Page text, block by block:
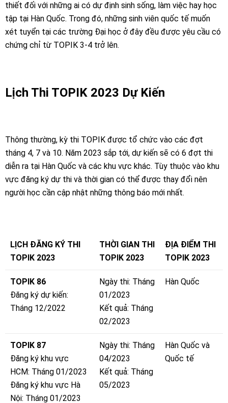
thiết đối với những ai có dự định sinh sống, làm việc hay học
tập tại Hàn Quốc. Trong đó, những sinh viên quốc tế muốn
xét tuyển tại các trường Đại học ở đây đều được yêu cầu có
chứng chỉ từ TOPIK 3-4 trở lên.
Lịch Thi TOPIK 2023 Dự Kiến
Thông thường, kỳ thi TOPIK được tổ chức vào các đợt
tháng 4, 7 và 10. Năm 2023 sắp tới, dự kiến sẽ có 6 đợt thi
diễn ra tại Hàn Quốc và các khu vực khác. Tùy thuộc vào khu
vực đăng ký dự thi và thời gian có thể được thay đổi nên
người học cần cập nhật những thông báo mới nhất.
LỊCH ĐĂNG KÝ THI
TOPIK 2023
THỜI GIAN THI
TOPIK 2023
ĐỊA ĐIỂM THI
TOPIK 2023
TOPIK 86
Đăng ký dự kiến:
Tháng 12/2022
Ngày thi: Tháng
01/2023
Kết quả: Tháng
02/2023
Hàn Quốc
TOPIK 87
Đăng ký khu vực
HCM: Tháng 01/2023
Đăng ký khu vực Hà
Nội: Tháng 01/2023
Ngày thi: Tháng
04/2023
Kết quả: Tháng
05/2023
Hàn Quốc và
Quốc tế